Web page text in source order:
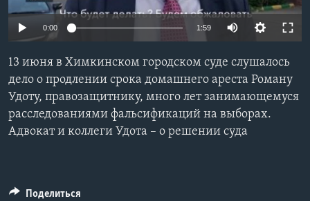
Learning English
СОЦИАЛЬНЫЕ СЕТИ
Языки
0:00 1:59
13 июня в Химкинском городском суде слушалось
дело о продлении срока домашнего ареста Роману
Удоту, правозащитнику, много лет занимающемуся
расследованиями фальсификаций на выборах.
Адвокат и коллеги Удота – о решении суда
Поделиться